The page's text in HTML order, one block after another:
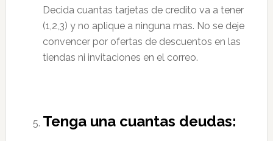
Decida cuantas tarjetas de credito va a tener
(1,2,3) y no aplique a ninguna mas. No se deje
convencer por ofertas de descuentos en las
tiendas ni invitaciones en el correo.
Tenga una cuantas deudas: